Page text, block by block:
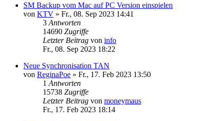
SM Backup vom Mac auf PC Version einspielen
von KTV » Fr., 08. Sep 2023 14:41
3 Antworten
14690 Zugriffe
Letzter Beitrag von info
Fr., 08. Sep 2023 18:22
Neue Synchronisation TAN
von ReginaPoe » Fr., 17. Feb 2023 13:50
1 Antworten
15738 Zugriffe
Letzter Beitrag von moneymaus
Fr., 17. Feb 2023 18:14